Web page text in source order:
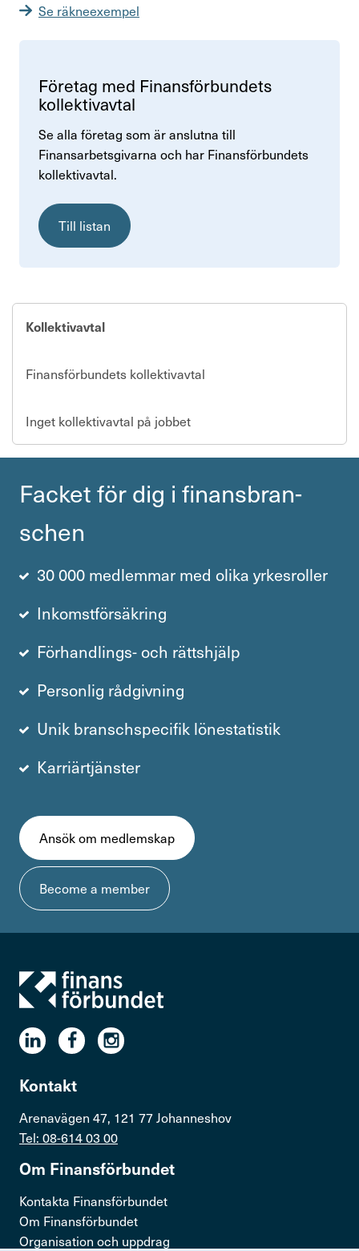
Se räkneexempel
Företag med Finans­för­bun­dets
kollek­tivavtal
Se alla företag som är anslutna till
Finansarbetsgivarna och har Finans­för­bun­dets
kollek­tivavtal.
Till listan
Kollektivavtal
Finansförbundets kollektivavtal
Inget kollektivavtal på jobbet
Facket för dig i finans­bran­
schen
30 000 medlemmar med olika yrkesroller
Inkomstförsäkring
Förhandlings- och rättshjälp
Personlig rådgivning
Unik branschspecifik lönestatistik
Karriärtjänster
Ansök om medlemskap
Become a member
Kontakt
Arenavägen 47, 121 77 Johanneshov
Tel: 08-614 03 00
Om Finans­för­bundet
Kontakta Finansförbundet
Om Finansförbundet
Organisation och uppdrag